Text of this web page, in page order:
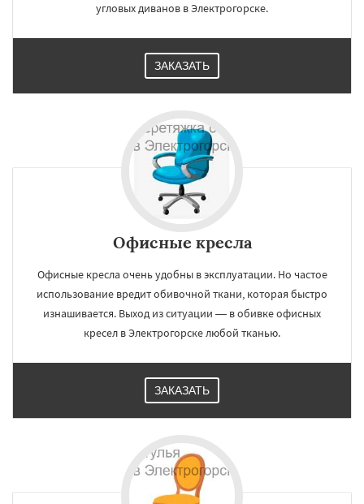
угловых диванов в Электрогорске.
ЗАКАЗАТЬ
Офисные кресла
Офисные кресла очень удобны в эксплуатации. Но частое
использование вредит обивочной ткани, которая быстро
изнашивается. Выход из ситуации — в обивке офисных
кресел в Электрогорске любой тканью.
ЗАКАЗАТЬ